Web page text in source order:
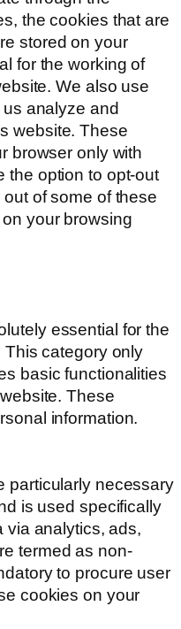
the cookies that are
stored on your
for the working of
We also use
analyze and
website. These
browser only with
the option to opt-out
of some of these
your browsing
essential for the
This category only
basic functionalities
These
information.
particularly necessary
is used specifically
via analytics, ads,
termed as non-
to procure user
cookies on your